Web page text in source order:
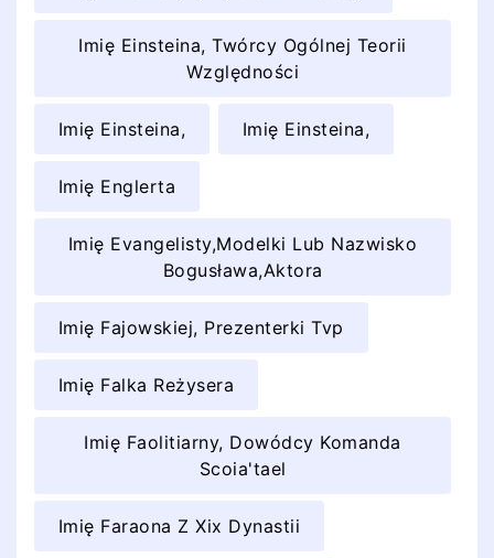
Imię Einsteina, Twórcy Ogólnej Teorii
Względności
Imię Einsteina, Imię Einsteina,
Imię Englerta
Imię Evangelisty,Modelki Lub Nazwisko
Bogusława,Aktora
Imię Fajowskiej, Prezenterki Tvp
Imię Falka Reżysera
Imię Faolitiarny, Dowódcy Komanda
Scoia'tael
Imię Faraona Z Xix Dynastii